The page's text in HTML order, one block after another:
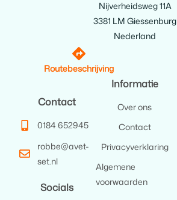
Nijverheidsweg 11A
3381 LM Giessenburg
Nederland
Routebeschrijving
Contact
0184 652945
robbe@avet-
set.nl
Socials
Informatie
Over ons
Contact
Privacyverklaring
Algemene
voorwaarden